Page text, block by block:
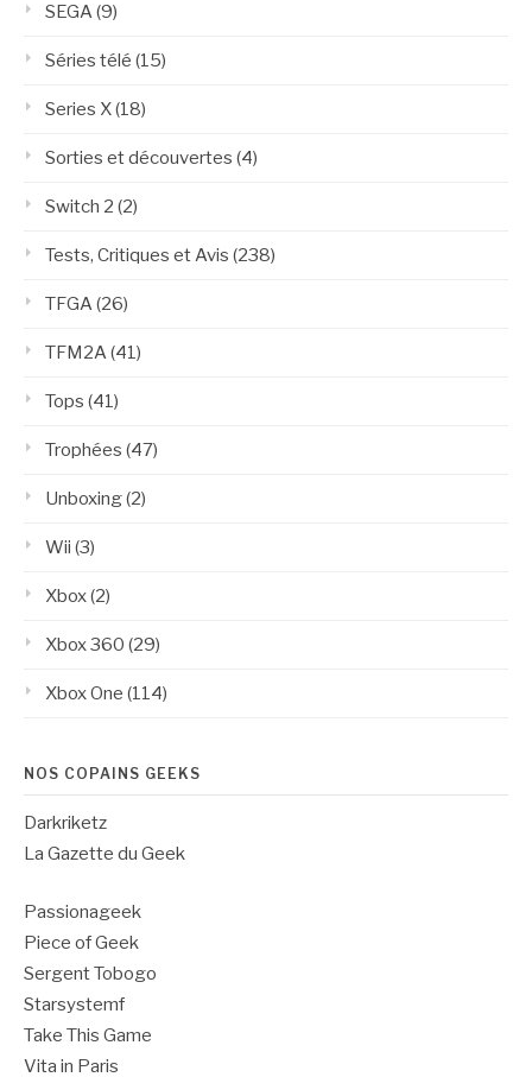
SEGA(9)
Séries télé (15)
Series X(18)
Sorties et découvertes (4)
Switch 2 (2)
Tests, Critiques et Avis (238)
TFGA(26)
TFM2A(41)
Tops (41)
Trophées (47)
Unboxing(2)
Wii (3)
Xbox(2)
Xbox 360 (29)
Xbox One (114)
NOS COPAINS GEEKS
Darkriketz
La Gazette du Geek
Passionageek
Piece of Geek
Sergent Tobogo
Starsystemf
Take This Game
Vita in Paris